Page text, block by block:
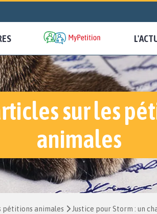
sur les
animales
pétitions animales Justice pour Storm : un